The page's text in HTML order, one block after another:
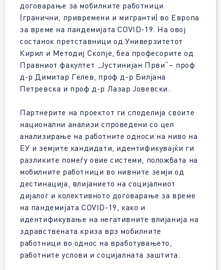
договарање за мобилните работници
(гранични, привремени и мигранти) во Европа
за време на пандемијата COVID-19. На овој
состанок претставници од Универзитетот
Кирил и Методиј Скопје, беа професорите од
Правниот факултет „Јустинијан Први“– проф
д-р Димитар Гелев, проф д-р Билјана
Петревска и проф д-р Лазар Јовевски.
Партнерите на проектот ги споделија своите
национални анализи спроведени со цел
анализирање на работните односи на ниво на
ЕУ и земјите кандидати, идентификувајќи ги
разликите помеѓу овие системи, положбата на
мобилните работници во нивните земји од
дестинација, влијанието на социјалниот
дијалог и колективното договарање за време
на пандемијата COVID-19, како и
идентификување на негативните влијанија на
здравствената криза врз мобилните
работници во однос на вработувањето,
работните услови и социјалната заштита.